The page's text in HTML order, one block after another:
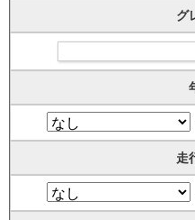
グ
走